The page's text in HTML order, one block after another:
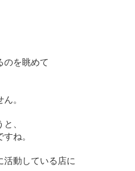
のを眺めて
。
、
ね。
活動している店に